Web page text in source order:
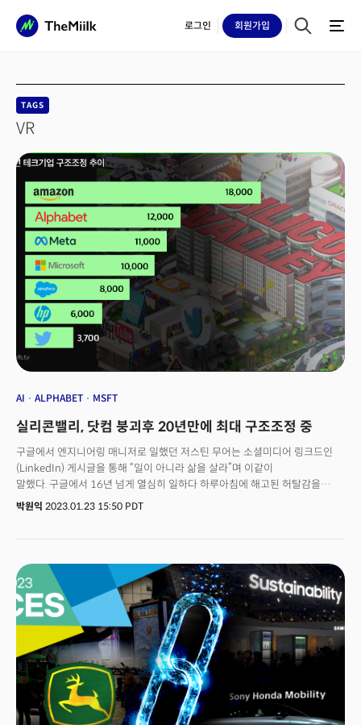
로그인 회원가입
TAGS
VR
AI ALPHABET MSFT
실리콘밸리, 닷컴 붕괴후 20년만에 최대 구조조정 중
구글에서 엔지니어링 매니저로 일했던 저스틴 무어는 소셜미디어 링크드인
(LinkedIn) 게시글을 통해 “일이 아니라 삶을 살라”며 이같이
말했다. 구글에서 16년 넘게 열심히 일하다 하루아침에 해고된 허탈감을
토로한 것이다. 그는 “새벽 3시에 회사 계정이 자동으로 비활성화된 것을 보고
박원익 2023.01.23 15:50 PDT